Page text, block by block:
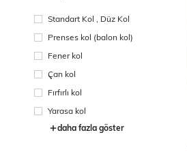
Standart Kol , Düz Kol
Prenses kol (balon kol)
Fener kol
Çan kol
Fırfırlı kol
Yarasa kol
daha fazla göster